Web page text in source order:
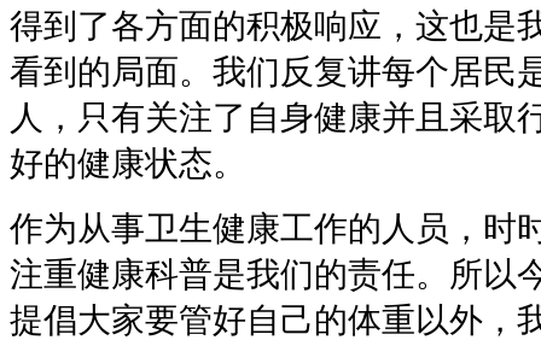
得到了各方面的积极响应，这也是
看到的局面。我们反复讲每个居民
人，只有关注了自身健康并且采取
好的健康状态。
作为从事卫生健康工作的人员，时
注重健康科普是我们的责任。所以
提倡大家要管好自己的体重以外，